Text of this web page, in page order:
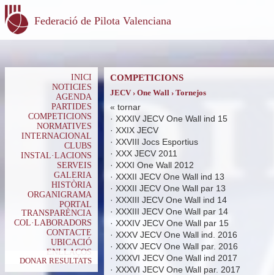
Federació de Pilota Valenciana
INICI
NOTICIES
AGENDA
PARTIDES
COMPETICIONS
NORMATIVES
INTERNACIONAL
CLUBS
INSTAL·LACIONS
SERVEIS
GALERIA
HISTÒRIA
ORGANIGRAMA
PORTAL
TRANSPARÈNCIA
COL·LABORADORS
CONTACTE
UBICACIÓ
ENLLAÇOS
DONAR RESULTATS
COMPETICIONS
JECV › One Wall › Tornejos
« tornar
· XXXIV JECV One Wall ind 15
· XXIX JECV
· XXVIII Jocs Esportius
· XXX JECV 2011
· XXXI One Wall 2012
· XXXII JECV One Wall ind 13
· XXXII JECV One Wall par 13
· XXXIII JECV One Wall ind 14
· XXXIII JECV One Wall par 14
· XXXIV JECV One Wall par 15
· XXXV JECV One Wall ind. 2016
· XXXV JECV One Wall par. 2016
· XXXVI JECV One Wall ind 2017
· XXXVI JECV One Wall par. 2017